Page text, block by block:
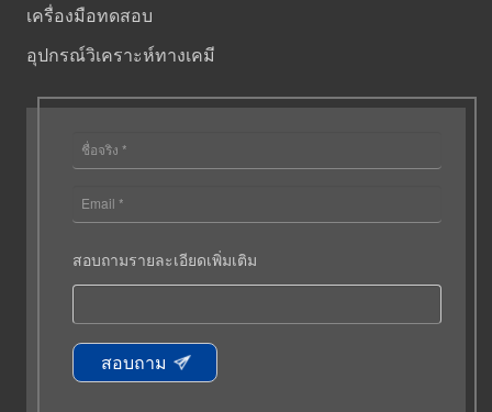
เครื่องมือทดสอบ
อุปกรณ์วิเคราะห์ทางเคมี
สอบถามรายละเอียดเพิ่มเติม
สอบถาม